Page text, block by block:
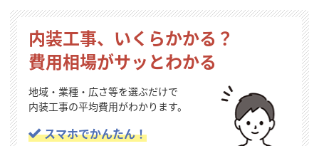
内装工事、いくらかかる？
費用相場がサッとわかる
地域・業種・広さ等を選ぶだけで
内装工事の平均費用がわかります。
スマホでかんたん！